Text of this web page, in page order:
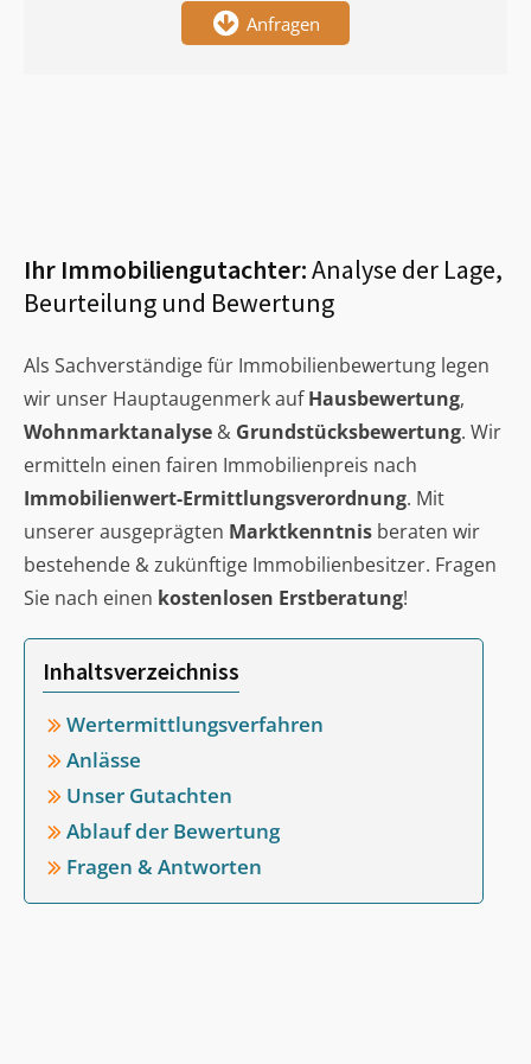
Anfragen
Ihr Immobiliengutachter:Analyse der Lage,
Beurteilung und Bewertung
Als Sachverständige für Immobilienbewertung legen
wir unser Hauptaugenmerk aufHausbewertung,
Wohnmarktanalyse & Grundstücksbewertung. Wir
ermitteln einen fairen Immobilienpreis nach
Immobilienwert-Ermittlungsverordnung. Mit
unserer ausgeprägten Marktkenntnis beraten wir
bestehende & zukünftige Immobilienbesitzer. Fragen
Sie nach einen kostenlosen Erstberatung!
Inhaltsverzeichniss
Wertermittlungsverfahren
Anlässe
Unser Gutachten
Ablauf der Bewertung
Fragen & Antworten